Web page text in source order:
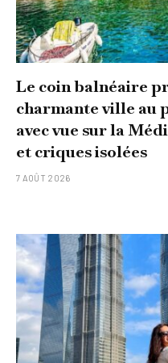
Le coin balnéaire
charmante ville au
avec vue sur la
et criques isolées
7 AOÛT 2026